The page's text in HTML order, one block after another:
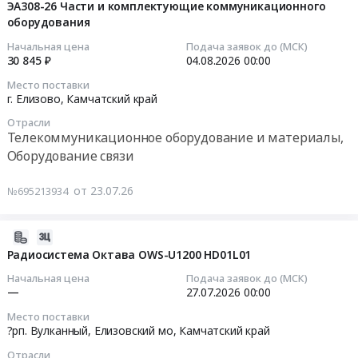
ЭА308-26 Части и комплектующие коммуникационного
оборудования
Начальная цена
30 845 ₽
Подача заявок до (МСК)
04.08.2026 00:00
Место поставки
г. Елизово, Камчатский край
Отрасли
Телекоммуникационное оборудование и материалы,
Оборудование связи
№695213934 от 23.07.26
Радиосистема Октава OWS-U1200 HD01L01
Начальная цена
—
Подача заявок до (МСК)
27.07.2026 00:00
Место поставки
?рп. Вулканный, Елизовский мо, Камчатский край
Отрасли